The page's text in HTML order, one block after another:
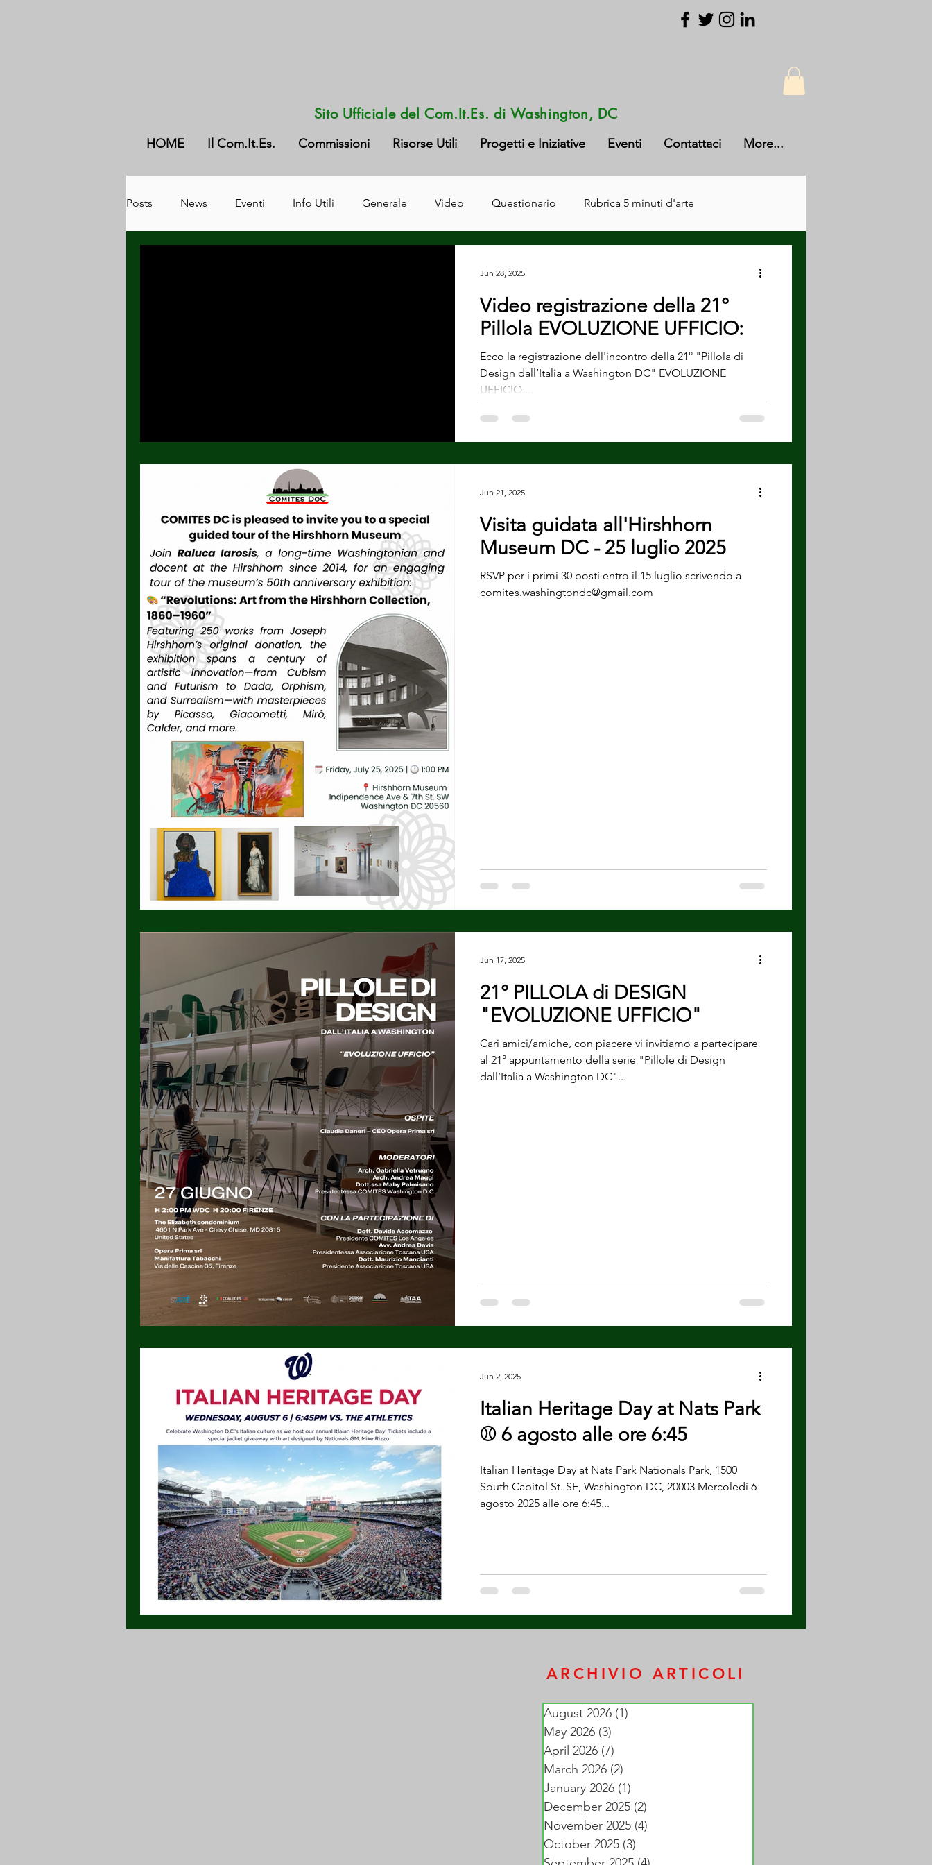
Sito Ufficiale del Com.It.Es. di Washington, DC
HOME Il Com.It.Es. Commissioni Risorse Utili Progetti e Iniziative Eventi Contattaci More...
Posts News Eventi Info Utili Generale Video Questionario Rubrica 5 minuti d'arte
Video registrazione della 21°
Pillola EVOLUZIONE UFFICIO:
Ecco la registrazione dell'incontro della 21° "Pillola di
Design dall’Italia a Washington DC" EVOLUZIONE
UFFICIO:...
Jun 28, 2025
Visita guidata all'Hirshhorn
Museum DC - 25 luglio 2025
RSVP per i primi 30 posti entro il 15 luglio scrivendo a
comites.washingtondc@gmail.com
Jun 21, 2025
21° PILLOLA di DESIGN
"EVOLUZIONE UFFICIO"
Cari amici/amiche, con piacere vi invitiamo a partecipare
al 21° appuntamento della serie "Pillole di Design
dall’Italia a Washington DC"...
Jun 17, 2025
Italian Heritage Day at Nats Park
⚾ 6 agosto alle ore 6:45
Italian Heritage Day at Nats Park Nationals Park, 1500
South Capitol St. SE, Washington DC, 20003 Mercoledì 6
agosto 2025 alle ore 6:45...
Jun 2, 2025
ARCHIVIO ARTICOLI
August 2026 (1)
May 2026 (3)
April 2026 (7)
March 2026 (2)
January 2026 (1)
December 2025 (2)
November 2025 (4)
October 2025 (3)